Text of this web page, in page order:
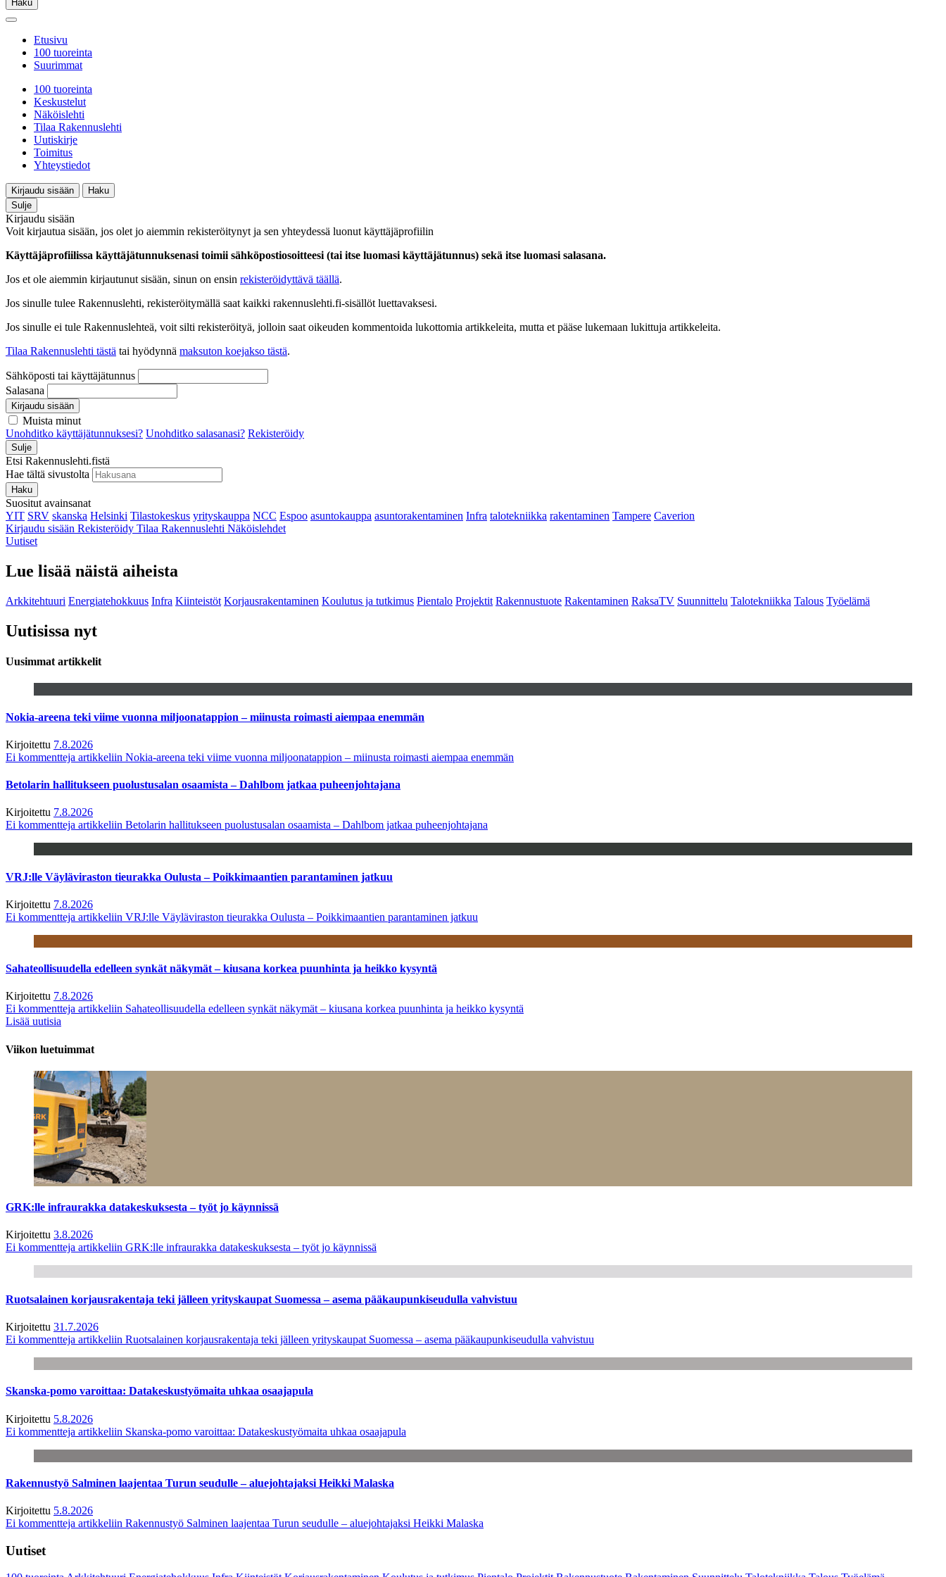
Haku
Etusivu
100 tuoreinta
Suurimmat
100 tuoreinta
Keskustelut
Näköislehti
Tilaa Rakennuslehti
Uutiskirje
Toimitus
Yhteystiedot
Kirjaudu sisään
Haku
Sulje
Kirjaudu sisään
Voit kirjautua sisään, jos olet jo aiemmin rekisteröitynyt ja sen yhteydessä luonut käyttäjäprofiilin
Käyttäjäprofiilissa käyttäjätunnuksenasi toimii sähköpostiosoitteesi (tai itse luomasi käyttäjätunnus) sekä itse luomasi salasana.
Jos et ole aiemmin kirjautunut sisään, sinun on ensin rekisteröidyttävä täällä.
Jos sinulle tulee Rakennuslehti, rekisteröitymällä saat kaikki rakennuslehti.fi-sisällöt luettavaksesi.
Jos sinulle ei tule Rakennuslehteä, voit silti rekisteröityä, jolloin saat oikeuden kommentoida lukottomia artikkeleita, mutta et pääse lukemaan lukittuja artikkeleita.
Tilaa Rakennuslehti tästä tai hyödynnä maksuton koejakso tästä.
Sähköposti tai käyttäjätunnus
Salasana
Kirjaudu sisään
Muista minut
Unohditko käyttäjätunnuksesi? Unohditko salasanasi? Rekisteröidy
Sulje
Etsi Rakennuslehti.fistä
Hae tältä sivustolta
Haku
Suositut avainsanat
YIT SRV skanska Helsinki Tilastokeskus yrityskauppa NCC Espoo asuntokauppa asuntorakentaminen Infra talotekniikka rakentaminen Tampere Caverion
Kirjaudu sisään Rekisteröidy Tilaa Rakennuslehti Näköislehdet
Uutiset
Lue lisää näistä aiheista
Arkkitehtuuri Energiatehokkuus Infra Kiinteistöt Korjausrakentaminen Koulutus ja tutkimus Pientalo Projektit Rakennustuote Rakentaminen RaksaTV Suunnittelu Talotekniikka Talous Työelämä
Uutisissa nyt
Uusimmat artikkelit
Nokia-areena teki viime vuonna miljoonatappion – miinusta roimasti aiempaa enemmän
Kirjoitettu 7.8.2026
Ei kommentteja artikkeliin Nokia-areena teki viime vuonna miljoonatappion – miinusta roimasti aiempaa enemmän
Betolarin hallitukseen puolustusalan osaamista – Dahlbom jatkaa puheenjohtajana
Kirjoitettu 7.8.2026
Ei kommentteja artikkeliin Betolarin hallitukseen puolustusalan osaamista – Dahlbom jatkaa puheenjohtajana
VRJ:lle Väyläviraston tieurakka Oulusta – Poikkimaantien parantaminen jatkuu
Kirjoitettu 7.8.2026
Ei kommentteja artikkeliin VRJ:lle Väyläviraston tieurakka Oulusta – Poikkimaantien parantaminen jatkuu
Sahateollisuudella edelleen synkät näkymät – kiusana korkea puunhinta ja heikko kysyntä
Kirjoitettu 7.8.2026
Ei kommentteja artikkeliin Sahateollisuudella edelleen synkät näkymät – kiusana korkea puunhinta ja heikko kysyntä
Lisää uutisia
Viikon luetuimmat
GRK:lle infraurakka datakeskuksesta – työt jo käynnissä
Kirjoitettu 3.8.2026
Ei kommentteja artikkeliin GRK:lle infraurakka datakeskuksesta – työt jo käynnissä
Ruotsalainen korjausrakentaja teki jälleen yrityskaupat Suomessa – asema pääkaupunkiseudulla vahvistuu
Kirjoitettu 31.7.2026
Ei kommentteja artikkeliin Ruotsalainen korjausrakentaja teki jälleen yrityskaupat Suomessa – asema pääkaupunkiseudulla vahvistuu
Skanska-pomo varoittaa: Datakeskustyömaita uhkaa osaajapula
Kirjoitettu 5.8.2026
Ei kommentteja artikkeliin Skanska-pomo varoittaa: Datakeskustyömaita uhkaa osaajapula
Rakennustyö Salminen laajentaa Turun seudulle – aluejohtajaksi Heikki Malaska
Kirjoitettu 5.8.2026
Ei kommentteja artikkeliin Rakennustyö Salminen laajentaa Turun seudulle – aluejohtajaksi Heikki Malaska
Uutiset